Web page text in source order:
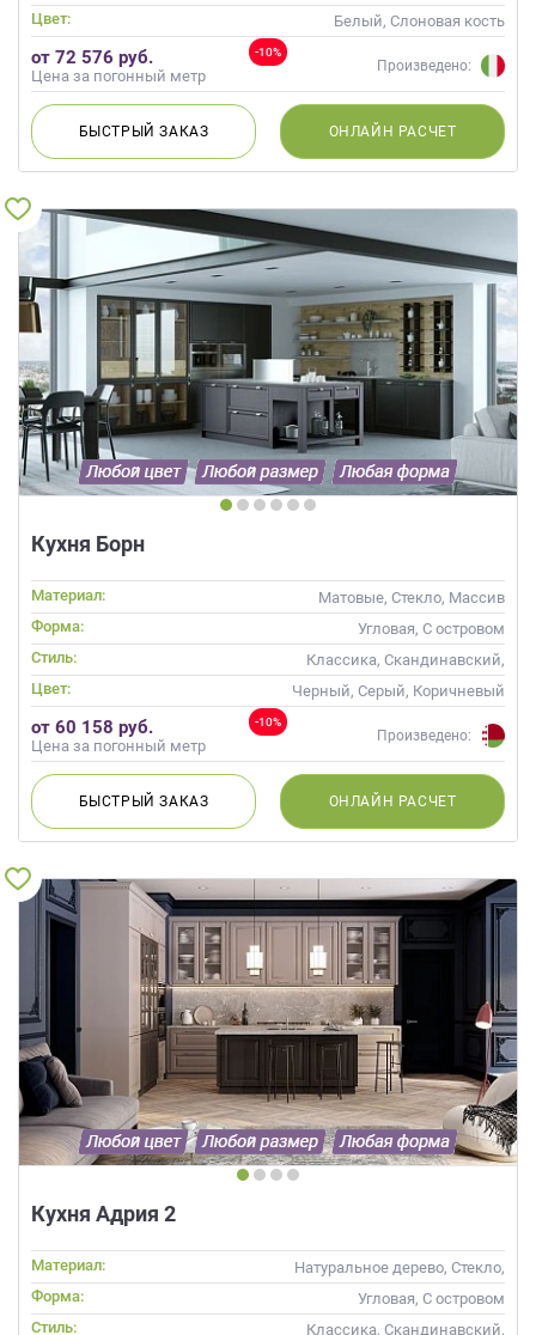
Скандинавский, Неоклассика
Цвет: Белый, Слоновая кость
-10%
от 72 576 руб.
Цена за погонный метр
Произведено:
БЫСТРЫЙЗАКАЗ ОНЛАЙН РАСЧЕТ
Кухня Борн
Материал:
Матовые, Стекло, Массив
Форма:
Угловая, С островом
Стиль:
Классика, Скандинавский,
Хай-тек, Неоклассика
Цвет: Черный, Серый, Коричневый
-10%
от 60 158 руб.
Цена за погонный метр
Произведено:
БЫСТРЫЙЗАКАЗ ОНЛАЙН РАСЧЕТ
Кухня Адрия 2
Материал:
Натуральное дерево, Стекло,
Массив
Форма:
Угловая, С островом
Стиль:
Классика, Скандинавский,